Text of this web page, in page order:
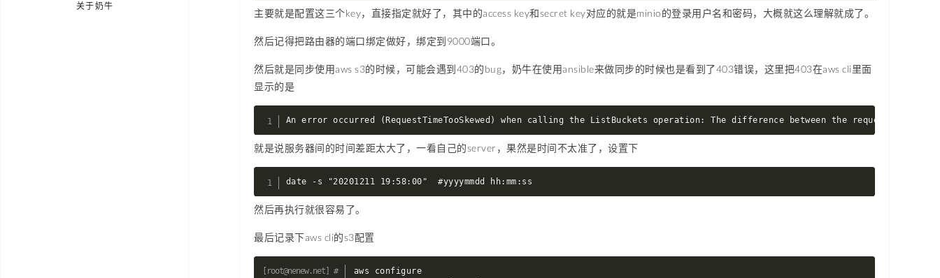
关于奶牛
主要就是配置这三个key，直接指定就好了，其中的access key和secret key对应的就是minio的登录用户名和密码，大概就这么理解就成了。
然后记得把路由器的端口绑定做好，绑定到9000端口。
然后就是同步使用aws s3的时候，可能会遇到403的bug，奶牛在使用ansible来做同步的时候也是看到了403错误，这里把403在aws cli里面
显示的是
An error occurred (RequestTimeTooSkewed) when calling the ListBuckets operation: The difference between the request time
就是说服务器间的时间差距太大了，一看自己的server，果然是时间不太准了，设置下
date -s "20201211 19:58:00"  #yyyymmdd hh:mm:ss
然后再执行就很容易了。
最后记录下aws cli的s3配置
aws configure